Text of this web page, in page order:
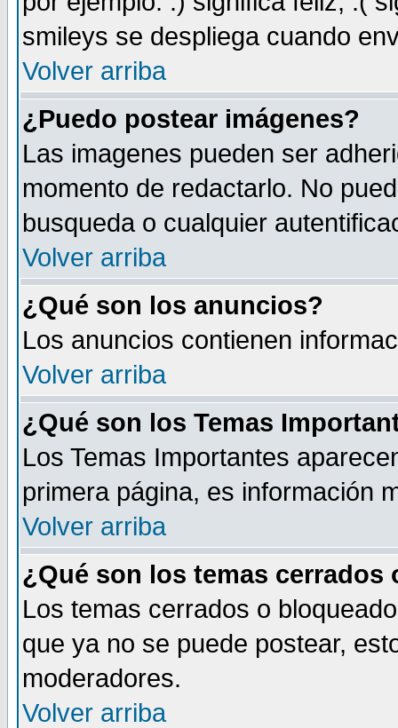
smileys se despliega cuando
Volver arriba
¿Puedo postear imágenes?
Las imagenes pueden ser
momento de redactarlo. No
busqueda o cualquier
Volver arriba
¿Qué son los anuncios?
Los anuncios contienen
Volver arriba
¿Qué son los Temas
Los Temas Importantes
primera página, es información
Volver arriba
¿Qué son los temas cerrados
Los temas cerrados o
que ya no se puede postear,
moderadores.
Volver arriba